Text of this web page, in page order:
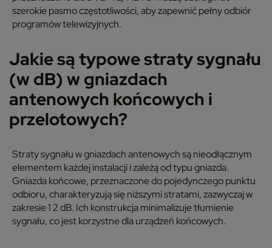
szerokie pasmo częstotliwości, aby zapewnić pełny odbiór
programów telewizyjnych.
Jakie są typowe straty sygnału
(w dB) w gniazdach
antenowych końcowych i
przelotowych?
Straty sygnału w gniazdach antenowych są nieodłącznym
elementem każdej instalacji i zależą od typu gniazda.
Gniazda końcowe, przeznaczone do pojedynczego punktu
odbioru, charakteryzują się niższymi stratami, zazwyczaj w
zakresie 1 2 dB. Ich konstrukcja minimalizuje tłumienie
sygnału, co jest korzystne dla urządzeń końcowych.